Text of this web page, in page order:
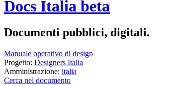
Docs Italia beta
Documenti pubblici, digitali.
Manuale operativo di design
Progetto: Designers Italia
Amministrazione: italia
Cerca nel documento